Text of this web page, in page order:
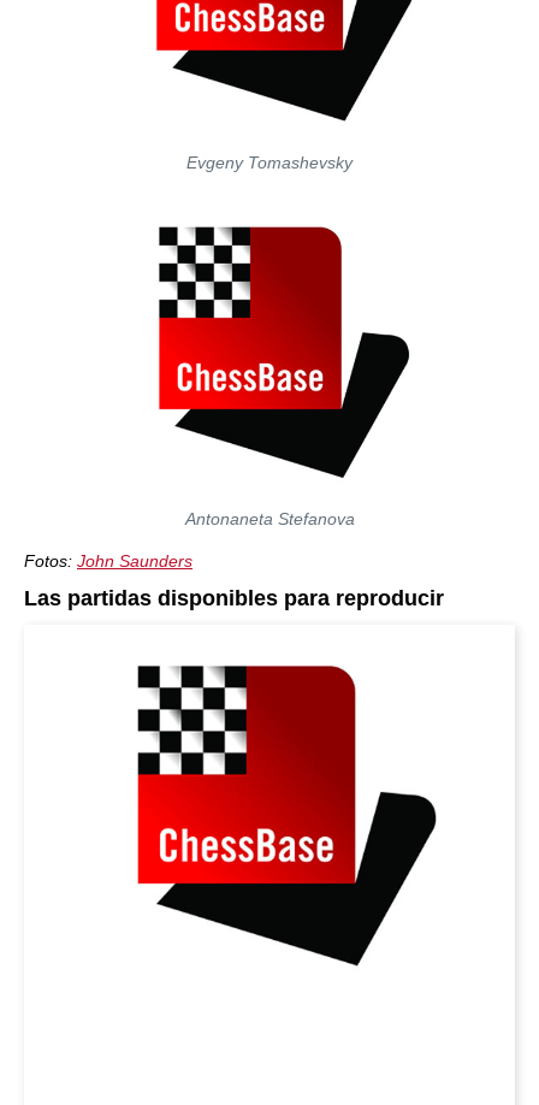
Evgeny Tomashevsky
Antonaneta Stefanova
Fotos: John Saunders
Las partidas disponibles para reproducir